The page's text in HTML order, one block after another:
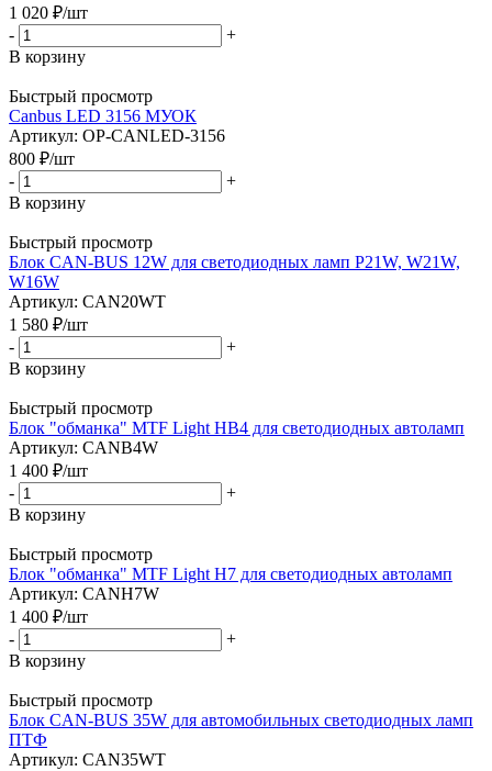
1 020 ₽/шт
-
+
В корзину
Быстрый просмотр
Canbus LED 3156 МУОК
Артикул: OP-CANLED-3156
800 ₽/шт
-
+
В корзину
Быстрый просмотр
Блок CAN-BUS 12W для светодиодных ламп P21W, W21W,
W16W
Артикул: CAN20WT
1 580 ₽/шт
-
+
В корзину
Быстрый просмотр
Блок "обманка" MTF Light HB4 для светодиодных автоламп
Артикул: CANB4W
1 400 ₽/шт
-
+
В корзину
Быстрый просмотр
Блок "обманка" MTF Light H7 для светодиодных автоламп
Артикул: CANH7W
1 400 ₽/шт
-
+
В корзину
Быстрый просмотр
Блок CAN-BUS 35W для автомобильных светодиодных ламп
ПТФ
Артикул: CAN35WT